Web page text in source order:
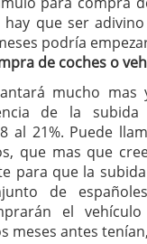
que ser
podría
de coches o
mucho mas
de la subida
al 21%. Puede
que mas que
para que la
de
el vehículo
meses antes